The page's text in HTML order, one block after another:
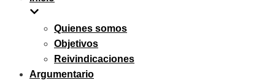
Quienes somos
Objetivos
Reivindicaciones
Argumentario